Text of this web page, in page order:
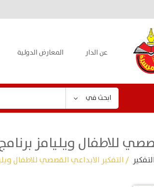
عن الدار المعارض الدولية
ابحث في
للاطفال ويليامز
/ التفكير الابداعي القصصي للاطفال